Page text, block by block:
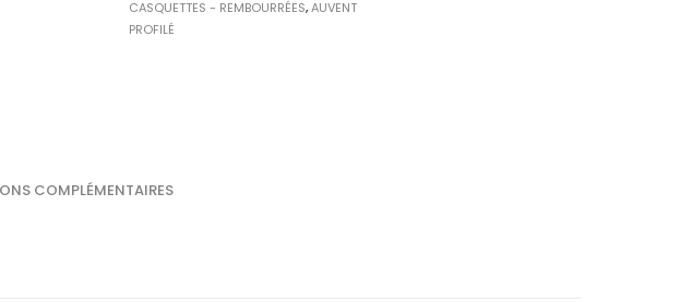
CASQUETTES - REMBOURRÉES,AUVENT
PROFILÉ
COMPLÉMENTAIRES